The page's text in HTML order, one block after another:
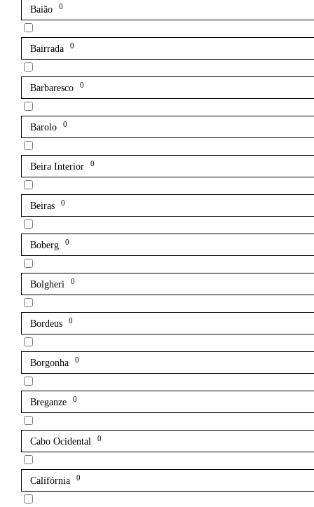
Baião 0
Bairrada 0
Barbaresco 0
Barolo 0
Beira Interior 0
Beiras 0
Boberg 0
Bolgheri 0
Bordeus 0
Borgonha 0
Breganze 0
Cabo Ocidental 0
Califórnia 0